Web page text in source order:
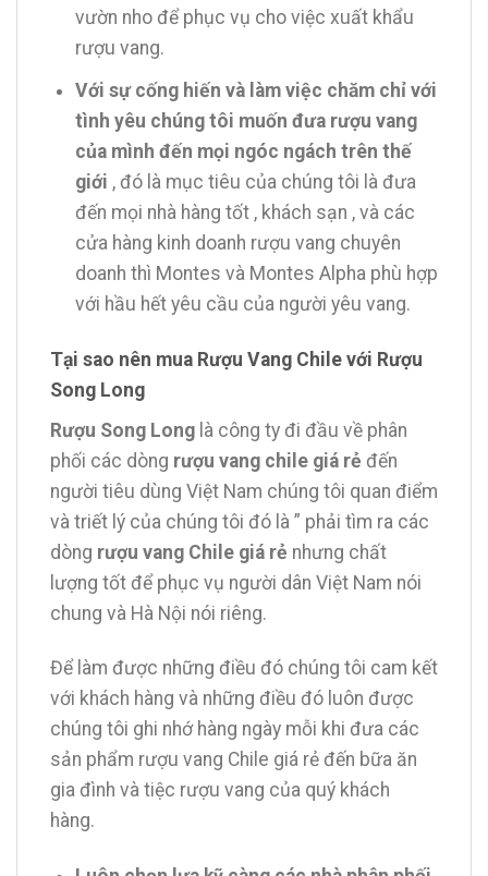
vườn nho để phục vụ cho việc xuất khẩu
rượu vang.
Với sự cống hiến và làm việc chăm chỉ với
tình yêu chúng tôi muốn đưa rượu vang
của mình đến mọi ngóc ngách trên thế
giới , đó là mục tiêu của chúng tôi là đưa
đến mọi nhà hàng tốt , khách sạn , và các
cửa hàng kinh doanh rượu vang chuyên
doanh thì Montes và Montes Alpha phù hợp
với hầu hết yêu cầu của người yêu vang.
Tại sao nên mua Rượu Vang Chile với Rượu
Song Long
Rượu Song Long là công ty đi đầu về phân
phối các dòng rượu vang chile giá rẻ đến
người tiêu dùng Việt Nam chúng tôi quan điểm
và triết lý của chúng tôi đó là ” phải tìm ra các
dòng rượu vang Chile giá rẻ nhưng chất
lượng tốt để phục vụ người dân Việt Nam nói
chung và Hà Nội nói riêng.
Để làm được những điều đó chúng tôi cam kết
với khách hàng và những điều đó luôn được
chúng tôi ghi nhớ hàng ngày mỗi khi đưa các
sản phẩm rượu vang Chile giá rẻ đến bữa ăn
gia đình và tiệc rượu vang của quý khách
hàng.